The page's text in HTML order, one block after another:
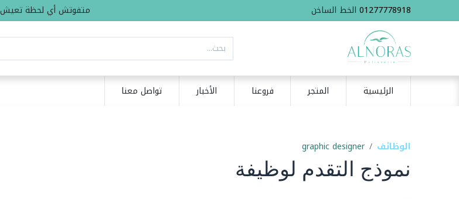
01277778918 الخط الساخن متفوتش أي لحظة تعيش
الرئيسية المتجر فروعنا الأخبار تواصل معنا
الوظائف graphic designer
نموذج التقدم لوظيفة